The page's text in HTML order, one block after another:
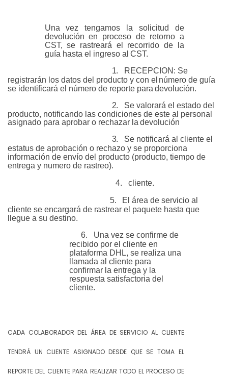
Una vez tengamos la solicitud
de
devolución en proceso de retorno a
CST, se rastreará el recorrido de la
guía hasta el ingreso al CST.
1.
RECEPCION: Se
registrarán los datos del producto y con el número de guía
se identificará el número de reporte para devolución.
2.
Se valorará el estado del
producto, notificando las condiciones de este al personal
asignado para aprobar o rechazar la devolución
3.
Se notificará al cliente el
estatus de aprobación o rechazo y se proporciona
información de envío del producto (producto, tiempo de
entrega y numero de rastreo).
cliente.
5.
El área de servicio al
cliente se encargará de rastrear el paquete hasta que
llegue a su destino.
6.
Una vez se confirme de
recibido por el cliente en
plataforma DHL, se realiza una
llamada al cliente para
confirmar la entrega y la
respuesta satisfactoria del
cliente.
CADA COLABORADOR DEL ÁREA DE SERVICIO AL CLIENTE
TENDRÁ UN CLIENTE ASIGNADO DESDE QUE SE TOMA EL
REPORTE DEL CLIENTE PARA REALIZAR TODO EL PROCESO DE